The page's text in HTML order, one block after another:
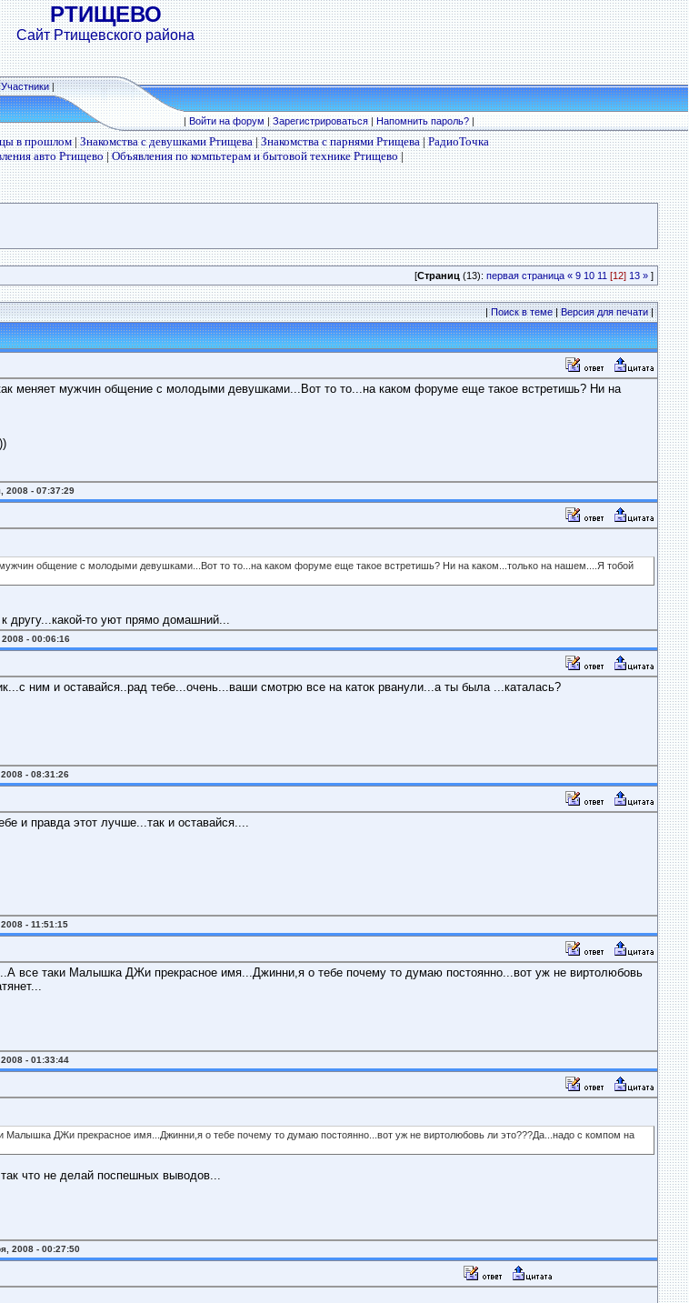
РТИЩЕВО
Сайт Ртищевского района
Участники|
|Войти на форум|Зарегистрироваться|Напомнить пароль?|
в прошлом|Знакомства с девушками Ртищева|Знакомства с парнями Ртищева|РадиоТочка
авто Ртищево|Объявления по компьтерам и бытовой технике Ртищево|
[Страниц (13): первая страница « 9 10 11 [12] 13 » ]
|Поиск в теме|Версия для печати|
меняет мужчин общение с молодыми девушками...Вот то то...на каком форуме еще такое встретишь? Ни на
2008 - 07:37:29
общение с молодыми девушками...Вот то то...на каком форуме еще такое встретишь? Ни на каком...только на нашем....Я тобой
другу...какой-то уют прямо домашний...
- 00:06:16
ним и оставайся..рад тебе...очень...ваши смотрю все на каток рванули...а ты была ...каталась?
- 08:31:26
и правда этот лучше...так и оставайся....
- 11:51:15
все таки Малышка ДЖи прекрасное имя...Джинни,я о тебе почему то думаю постоянно...вот уж не виртолюбовь
- 01:33:44
Малышка ДЖи прекрасное имя...Джинни,я о тебе почему то думаю постоянно...вот уж не виртолюбовь ли это???Да...надо с компом на
что не делай поспешных выводов...
2008 - 00:27:50